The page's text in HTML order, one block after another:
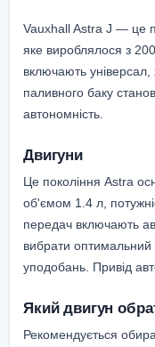
Vauxhall Astra J — це
яке вироблялося з
включають
паливного баку
автономність.
Двигуни
Це покоління Astra
об'ємом 1.4 л,
передач включають
вибрати оптимальний
уподобань. Привід
Який двигун
Рекомендується